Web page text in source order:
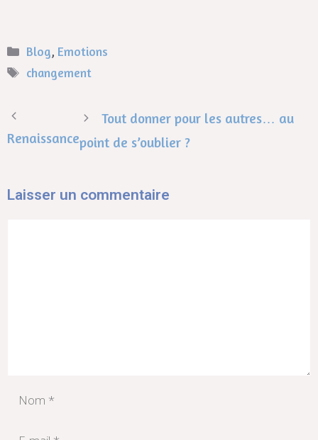
Blog, Emotions
changement
Renaissance
Tout donner pour les autres… au
point de s’oublier ?
Laisser un commentaire